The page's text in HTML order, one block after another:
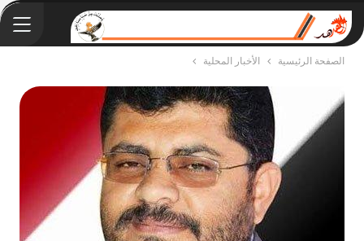
الصفحة الرئيسية الأخبار المحلية